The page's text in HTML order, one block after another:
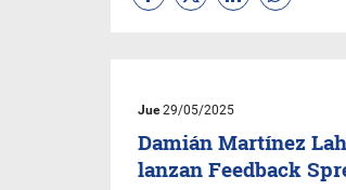
Jue29/05/2025
Damián Martínez
lanzan Feedback